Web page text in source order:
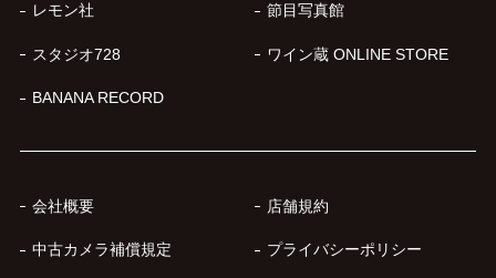
レモン社 節目写真館
スタジオ728 ワイン蔵 ONLINE STORE
BANANA RECORD
会社概要 店舗規約
中古カメラ補償規定 プライバシーポリシー